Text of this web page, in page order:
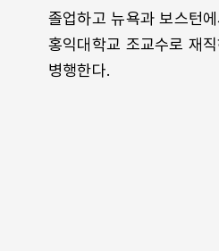
졸업하고 뉴욕과 보스턴
홍익대학교 조교수로 재
병행한다.